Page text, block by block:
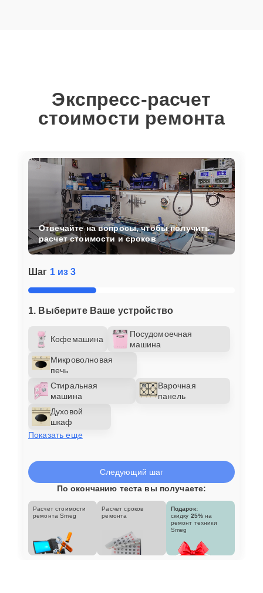
Экспресс-расчет
стоимости ремонта
Шаг 1 из 3
1. Выберите Ваше устройство
Кофемашина
Посудомоечная
машина
Микроволновая
печь
Стиральная
машина
Варочная
панель
Духовой
шкаф
Показать еще
Отвечайте на вопросы, чтобы получить
расчет стоимости и сроков
Следующий шаг
По окончанию теста вы получаете:
Расчет стоимости
ремонта Smeg
Расчет сроков
ремонта
Подарок:
скидку 25% на
ремонт техники
Smeg